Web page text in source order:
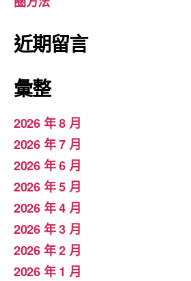
近期留言
彙整
2026 年 8 月
2026 年 7 月
2026 年 6 月
2026 年 5 月
2026 年 4 月
2026 年 3 月
2026 年 2 月
2026 年 1 月